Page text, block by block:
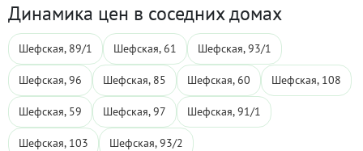
Динамика цен в соседних домах
Шефская, 89/1 Шефская, 61 Шефская, 93/1
Шефская, 96 Шефская, 85 Шефская, 60 Шефская, 108
Шефская, 59 Шефская, 97 Шефская, 91/1
Шефская, 103 Шефская, 93/2